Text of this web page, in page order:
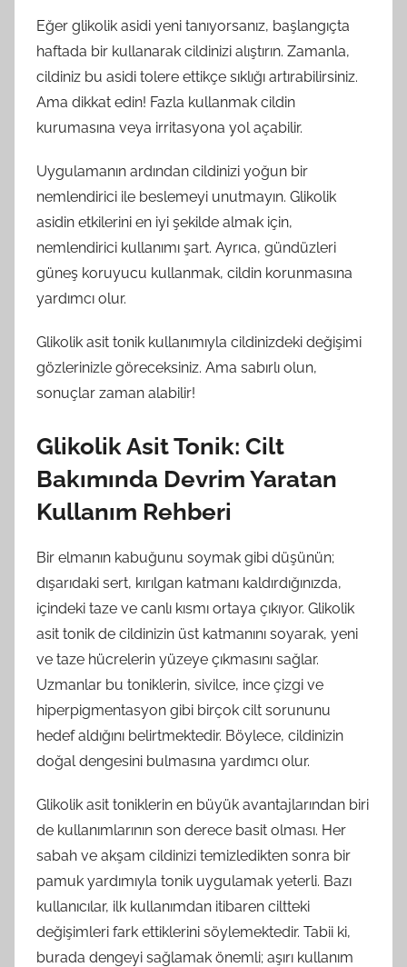
Eğer glikolik asidi yeni tanıyorsanız, başlangıçta
haftada bir kullanarak cildinizi alıştırın. Zamanla,
cildiniz bu asidi tolere ettikçe sıklığı artırabilirsiniz.
Ama dikkat edin! Fazla kullanmak cildin
kurumasına veya irritasyona yol açabilir.
Uygulamanın ardından cildinizi yoğun bir
nemlendirici ile beslemeyi unutmayın. Glikolik
asidin etkilerini en iyi şekilde almak için,
nemlendirici kullanımı şart. Ayrıca, gündüzleri
güneş koruyucu kullanmak, cildin korunmasına
yardımcı olur.
Glikolik asit tonik kullanımıyla cildinizdeki değişimi
gözlerinizle göreceksiniz. Ama sabırlı olun,
sonuçlar zaman alabilir!
Glikolik Asit Tonik: Cilt
Bakımında Devrim Yaratan
Kullanım Rehberi
Bir elmanın kabuğunu soymak gibi düşünün;
dışarıdaki sert, kırılgan katmanı kaldırdığınızda,
içindeki taze ve canlı kısmı ortaya çıkıyor. Glikolik
asit tonik de cildinizin üst katmanını soyarak, yeni
ve taze hücrelerin yüzeye çıkmasını sağlar.
Uzmanlar bu toniklerin, sivilce, ince çizgi ve
hiperpigmentasyon gibi birçok cilt sorununu
hedef aldığını belirtmektedir. Böylece, cildinizin
doğal dengesini bulmasına yardımcı olur.
Glikolik asit toniklerin en büyük avantajlarından biri
de kullanımlarının son derece basit olması. Her
sabah ve akşam cildinizi temizledikten sonra bir
pamuk yardımıyla tonik uygulamak yeterli. Bazı
kullanıcılar, ilk kullanımdan itibaren ciltteki
değişimleri fark ettiklerini söylemektedir. Tabii ki,
burada dengeyi sağlamak önemli; aşırı kullanım